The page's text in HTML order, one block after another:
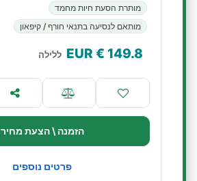
מותרת הסעת חיות מחמד
מותאם לנסיעה בתנאי חורף / קיפאון
149.8
€ EUR ללילה
הזמנה \ הצעת מחיר
פרטים נוספים